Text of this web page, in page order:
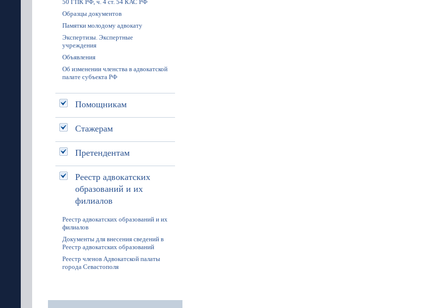
50 ГПК РФ, ч. 4 ст. 54 КАС РФ
Образцы документов
Памятки молодому адвокату
Экспертизы. Экспертные
учреждения
Объявления
Об изменении членства в адвокатской
палате субъекта РФ
Помощникам
Стажерам
Претендентам
Реестр адвокатских
образований и их
филиалов
Реестр адвокатских образований и их
филиалов
Документы для внесения сведений в
Реестр адвокатских образований
Реестр членов Адвокатской палаты
города Севастополя